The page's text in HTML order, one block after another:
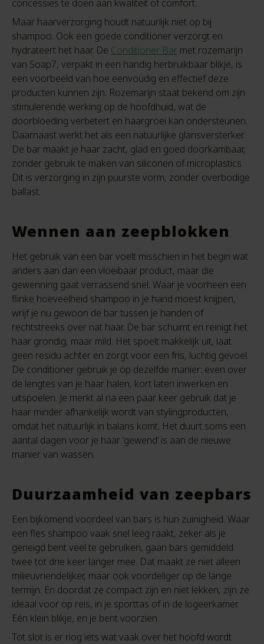
concessies te doen aan kwaliteit of comfort.
Maar haarverzorging houdt natuurlijk niet op bij
shampoo. Ook een goede conditioner verzorgt en
hydrateert het haar. De Conditioner Bar met rozemarijn
van Soap7, verpakt in een handig herbruikbaar blikje, is
een voorbeeld van hoe eenvoudig en effectief deze
producten kunnen zijn. Rozemarijn staat bekend om zijn
stimulerende werking op de hoofdhuid, wat de
doorbloeding verbetert en haargroei kan ondersteunen.
Daarnaast werkt het als een natuurlijke glansversterker.
De bar maakt je haar zacht, glad en goed doorkambaar,
zonder gebruik te maken van siliconen of microplastics.
Dit is verzorging in zijn puurste vorm, zonder overbodige
ballast.
Wennen aan zeepblokken
Het gebruik van een bar voelt misschien in het begin wat
anders aan dan een vloeibaar product, maar die
gewenning gaat verrassend snel. Waar je voorheen een
flinke hoeveelheid shampoo in je hand moest knijpen,
wrijf je nu gewoon de bar tussen je handen of
rechtstreeks over nat haar. De bar schuimt en reinigt het
haar grondig, maar mild. Het spoelt makkelijk uit, laat
geen residu achter en zorgt voor een fris, luchtig gevoel.
De conditioner gebruik je op dezelfde manier: even over
de lengtes van je haar halen, kort laten inwerken en
uitspoelen. Je merkt al na een paar keer gebruik dat je
haar minder afhankelijk wordt van stylingproducten,
omdat het natuurlijk in balans komt. Het duurt soms een
aantal dagen voor je haar ‘gewend’ is aan de nieuwe
manier van wassen.
Duurzaamheid van zeepbars
Een bijkomend voordeel van bars is hun zuinigheid. Waar
een fles shampoo vaak snel leeg raakt, zeker als je
geneigd bent veel te gebruiken, gaan bars gemiddeld
twee tot drie keer langer mee. Dat maakt ze niet alleen
milieuvriendelijker, maar ook voordeliger op de lange
termijn. En doordat ze compact zijn en niet lekken, zijn ze
ideaal voor op reis, in je sporttas of in de logeerkamer.
Eén klein blikje, en je bent voorzien.
Tot slot is er nog iets wat vaak over het hoofd wordt